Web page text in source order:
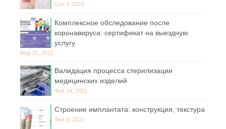
Сен 4, 2023
Комплексное обследование после
коронавируса: сертификат на выездную
услугу
Мар 21, 2021
Валидация процесса стерилизации
медицинских изделий
Фев 14, 2021
Строение имплантата: конструкция, текстура
Фев 8, 2021